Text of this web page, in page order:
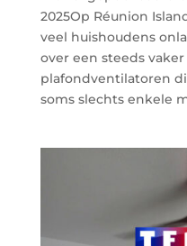
2025Op Réunion
veel huishoudens
over een steeds
plafondventilatoren
soms slechts enkele